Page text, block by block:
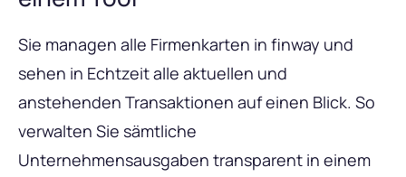
Sie managen alle Firmenkarten in finway und
sehen in Echtzeit alle aktuellen und
anstehenden Transaktionen auf einen Blick. So
verwalten Sie sämtliche
Unternehmensausgaben transparent in einem